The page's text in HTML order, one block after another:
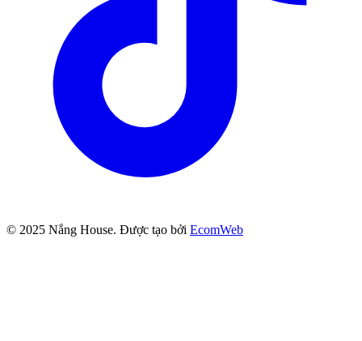
© 2025 Nắng House. Được tạo bởi EcomWeb